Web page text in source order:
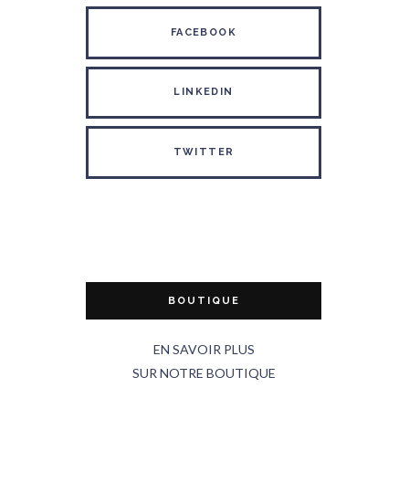
FACEBOOK
LINKEDIN
TWITTER
BOUTIQUE
EN SAVOIR PLUS
SUR NOTRE BOUTIQUE